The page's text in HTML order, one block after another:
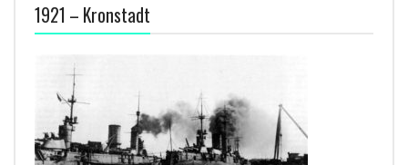
1921 – Kronstadt